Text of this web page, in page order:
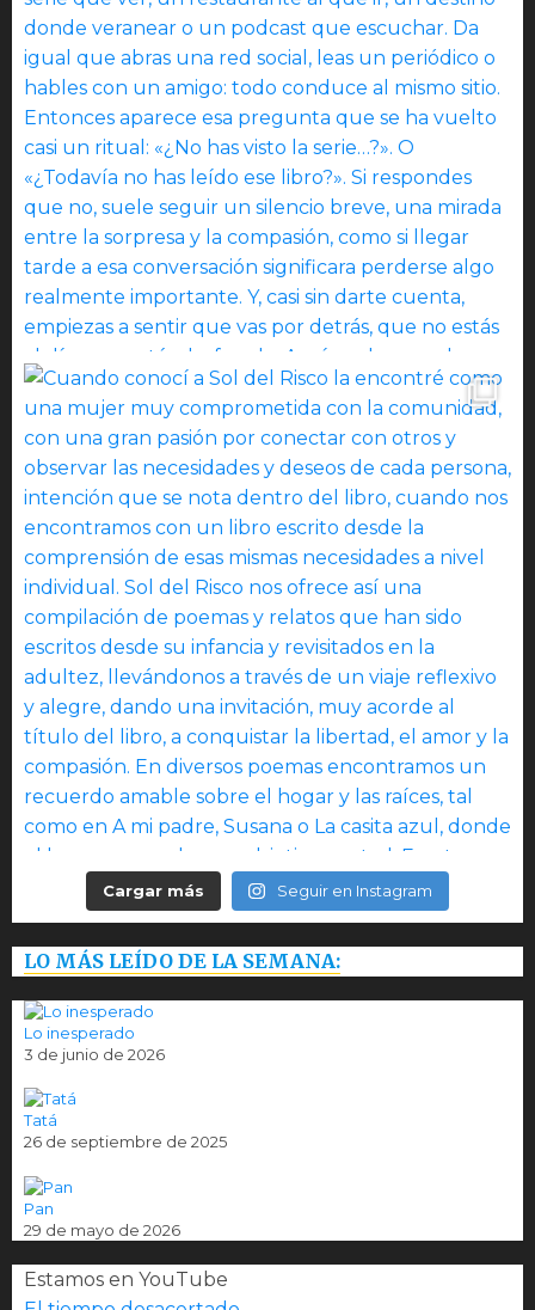
Cargar más Seguir en Instagram
LO MÁS LEÍDO DE LA SEMANA:
Lo inesperado
3 de junio de 2026
Tatá
26 de septiembre de 2025
Pan
29 de mayo de 2026
Estamos en YouTube